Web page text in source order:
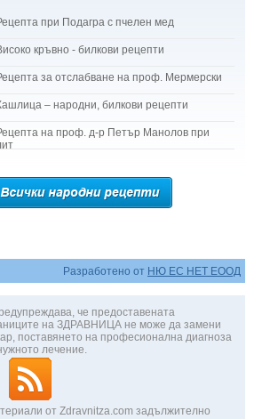
при Подагра с пчелен мед
кръвно - билкови рецепти
за отслабване на проф. Мермерски
– народни, билкови рецепти
на проф. д-р Петър Манолов при
Разработено от НЮ ЕС НЕТ ЕООД
че предоставената
на ЗДРАВНИЦА не може да замени
поставянето на професионална диагноза
лечение.
от Zdravnitza.com задължително